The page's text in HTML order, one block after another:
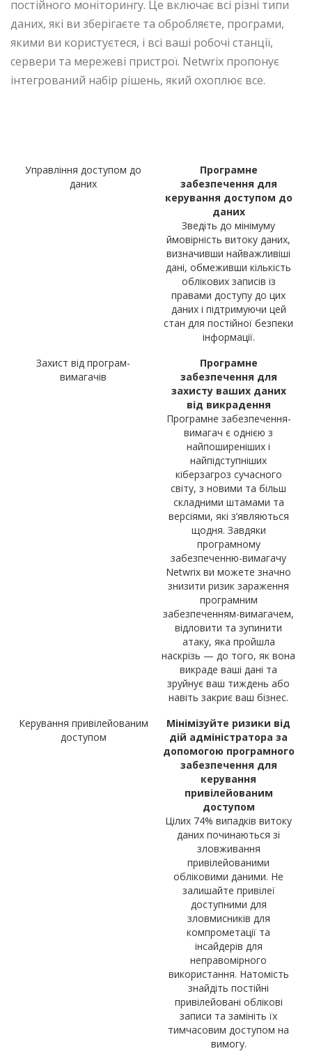
постійного моніторингу. Це включає всі різні типи
даних, які ви зберігаєте та обробляєте, програми,
якими ви користуєтеся, і всі ваші робочі станції,
сервери та мережеві пристрої. Netwrix пропонує
інтегрований набір рішень, який охоплює все.
Управління доступом до
даних
Програмне
забезпечення для
керування доступом до
даних
Зведіть до мінімуму
ймовірність витоку даних,
визначивши найважливіші
дані, обмеживши кількість
облікових записів із
правами доступу до цих
даних і підтримуючи цей
стан для постійної безпеки
інформації.
Захист від програм-
вимагачів
Програмне
забезпечення для
захисту ваших даних
від викрадення
Програмне забезпечення-
вимагач є однією з
найпоширеніших і
найпідступніших
кіберзагроз сучасного
світу, з новими та більш
складними штамами та
версіями, які з’являються
щодня. Завдяки
програмному
забезпеченню-вимагачу
Netwrix ви можете значно
знизити ризик зараження
програмним
забезпеченням-вимагачем,
відловити та зупинити
атаку, яка пройшла
наскрізь — до того, як вона
викраде ваші дані та
зруйнує ваш тиждень або
навіть закриє ваш бізнес.
Керування привілейованим
доступом
Мінімізуйте ризики від
дій адміністратора за
допомогою програмного
забезпечення для
керування
привілейованим
доступом
Цілих 74% випадків витоку
даних починаються зі
зловживання
привілейованими
обліковими даними. Не
залишайте привілеї
доступними для
зловмисників для
компрометації та
інсайдерів для
неправомірного
використання. Натомість
знайдіть постійні
привілейовані облікові
записи та замініть їх
тимчасовим доступом на
вимогу.